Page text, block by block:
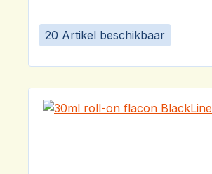
20 Artikel beschikbaar